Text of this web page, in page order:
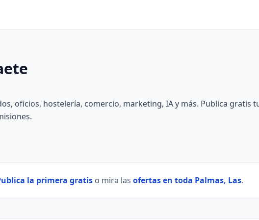
oficios, hostelería, comercio, marketing, IA y más. Publica gratis
la primera gratis o mira las ofertas en toda Palmas, Las.